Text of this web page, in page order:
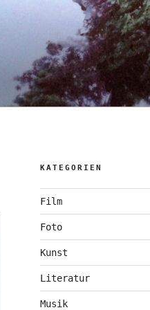
KATEGORIEN
Film
Foto
Kunst
Literatur
Musik